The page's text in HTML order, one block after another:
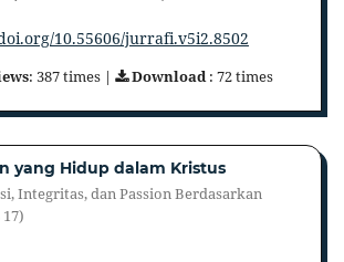
10.55606/jurrafi.v5i2.8502
: 387 times | Download: 72 times
yang Hidup dalam Kristus
Integritas, dan Passion Berdasarkan